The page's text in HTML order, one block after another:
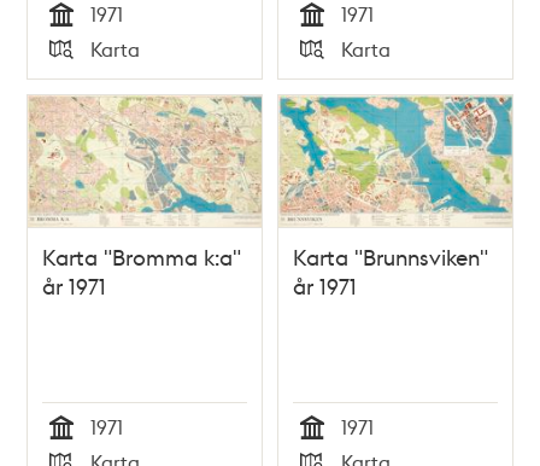
Tid
1971
Typ
Karta Tid
1971
Typ
Karta
Karta "Bromma k:a"
år 1971
Tid
1971
Karta "Brunnsviken"
år 1971
Tid
1971